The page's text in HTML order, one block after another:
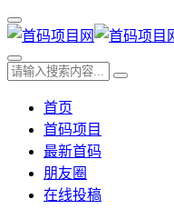
首页
首码项目
最新首码
朋友圈
在线投稿